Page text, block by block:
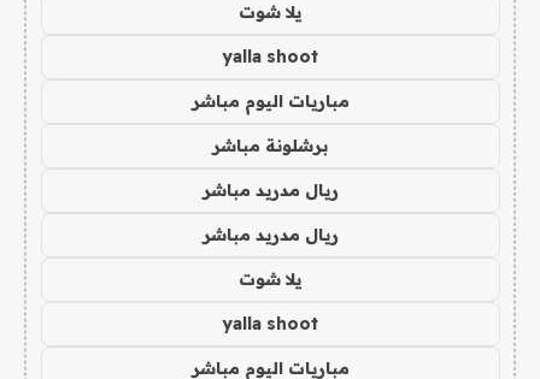
يلا شوت
yalla shoot
مباريات اليوم مباشر
برشلونة مباشر
ريال مدريد مباشر
ريال مدريد مباشر
يلا شوت
yalla shoot
مباريات اليوم مباشر